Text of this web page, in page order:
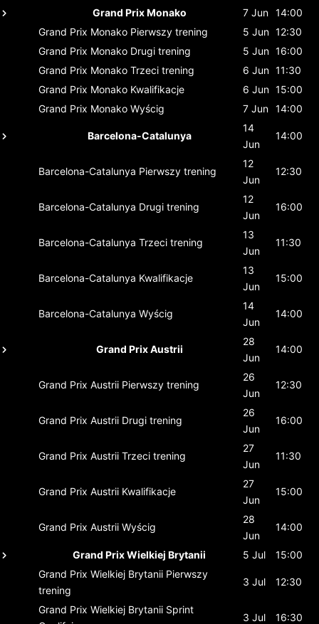
Grand Prix Monako 7 Jun 14:00
Grand Prix Monako Pierwszy trening 5 Jun 12:30
Grand Prix Monako Drugi trening 5 Jun 16:00
Grand Prix Monako Trzeci trening 6 Jun 11:30
Grand Prix Monako Kwalifikacje 6 Jun 15:00
Grand Prix Monako Wyścig 7 Jun 14:00
Barcelona-Catalunya
14
Jun
14:00
Barcelona-Catalunya Pierwszy trening
12
Jun
12:30
Barcelona-Catalunya Drugi trening
12
Jun
16:00
Barcelona-Catalunya Trzeci trening
13
Jun
11:30
Barcelona-Catalunya Kwalifikacje
13
Jun
15:00
Barcelona-Catalunya Wyścig
14
Jun
14:00
Grand Prix Austrii
28
Jun
14:00
Grand Prix Austrii Pierwszy trening
26
Jun
12:30
Grand Prix Austrii Drugi trening
26
Jun
16:00
Grand Prix Austrii Trzeci trening
27
Jun
11:30
Grand Prix Austrii Kwalifikacje
27
Jun
15:00
Grand Prix Austrii Wyścig
28
Jun
14:00
Grand Prix Wielkiej Brytanii 5 Jul
15:00
Grand Prix Wielkiej Brytanii Pierwszy
trening
3 Jul 12:30
Grand Prix Wielkiej Brytanii Sprint
3 Jul 16:30